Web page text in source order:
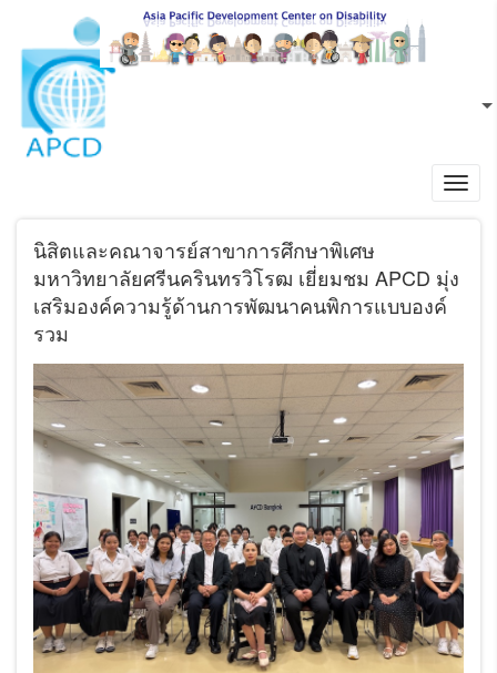
ข้ามไปยังเนื้อหาหลัก
TH
นิสิตและคณาจารย์สาขาการศึกษาพิเศษ
มหาวิทยาลัยศรีนครินทรวิโรฒ เยี่ยมชม APCD มุ่ง
เสริมองค์ความรู้ด้านการพัฒนาคนพิการแบบองค์
รวม